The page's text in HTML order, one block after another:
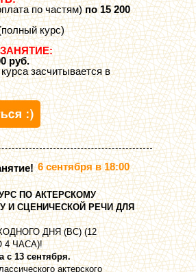
по частям)по 15 200
курс)
руб.
засчитывается в
6 сентября в 18:00
ПО АКТЕРСКОМУ
И СЦЕНИЧЕСКОЙ РЕЧИ ДЛЯ
ДНЯ (ВС) (12
4 ЧАСА)!
с 13 сентября.
актерского